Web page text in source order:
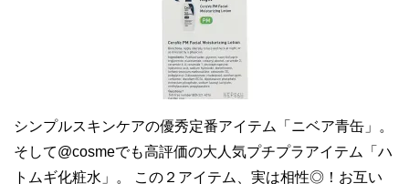
シンプルスキンケアの優秀定番アイテム「ニベア青缶」。
そして@cosmeでも高評価の大人気プチプラアイテム「ハ
トムギ化粧水」。 この２アイテム、実は相性◎！お互い